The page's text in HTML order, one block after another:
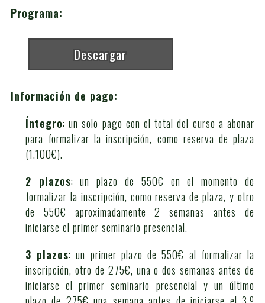
Programa:
Descargar
Información de pago:
Íntegro: un solo pago con el total del curso a abonar
para formalizar la inscripción, como reserva de plaza
(1.100€).
2 plazos: un plazo de 550€ en el momento de
formalizar la inscripción, como reserva de plaza, y otro
de 550€ aproximadamente 2 semanas antes de
iniciarse el primer seminario presencial.
3 plazos: un primer plazo de 550€ al formalizar la
inscripción, otro de 275€, una o dos semanas antes de
iniciarse el primer seminario presencial y un último